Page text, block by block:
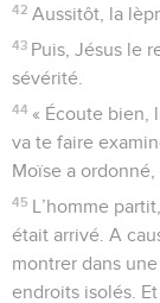
42 Aussitôt, la
43 Puis, Jésus le
sévérité.
44 « Écoute bien,
va te faire
Moïse a
45 L’homme
était arrivé. A
montrer dans
endroits isolés.